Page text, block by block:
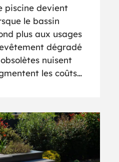
piscine devient
le bassin
plus aux usages
dégradé
nuisent
les coûts…